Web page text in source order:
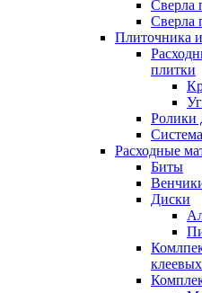
Сверла
Сверла
Плиточника
плитки
Ролики
Расходные
Биты
Диски